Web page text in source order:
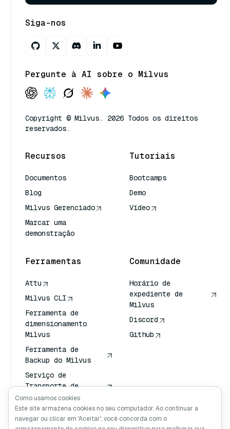
Siga-nos
Pergunte à AI sobre o Milvus
Copyright © Milvus. 2026 Todos os direitos
reservados.
Recursos
Documentos
Blog
Milvus Gerenciado
Marcar uma
demonstração
Tutoriais
Bootcamps
Demo
Vídeo
Ferramentas
Attu
Milvus CLI
Ferramenta de
dimensionamento
Milvus
Ferramenta de
Backup do Milvus
Serviço de
Transporte de
Vetores (VTS)
Pesquisador
profundo
Comunidade
Horário de
expediente de
Milvus
Discord
Github
Como usamos cookies
Este site armazena cookies no seu computador. Ao continuar a
navegar ou clicar em 'Aceitar', você concorda com o